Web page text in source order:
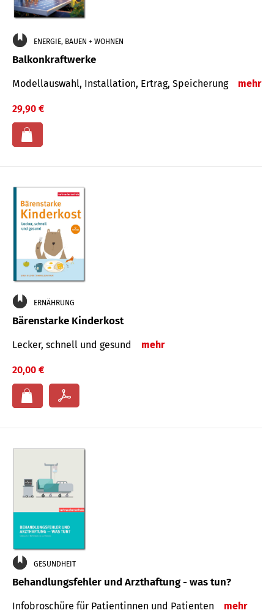
ENERGIE, BAUEN + WOHNEN
Balkonkraftwerke
Modellauswahl, Installation, Ertrag, Speicherung mehr
29,90 €
ERNÄHRUNG
Bärenstarke Kinderkost
Lecker, schnell und gesund mehr
20,00 €
GESUNDHEIT
Behandlungsfehler und Arzthaftung - was tun?
Infobroschüre für Patientinnen und Patienten mehr